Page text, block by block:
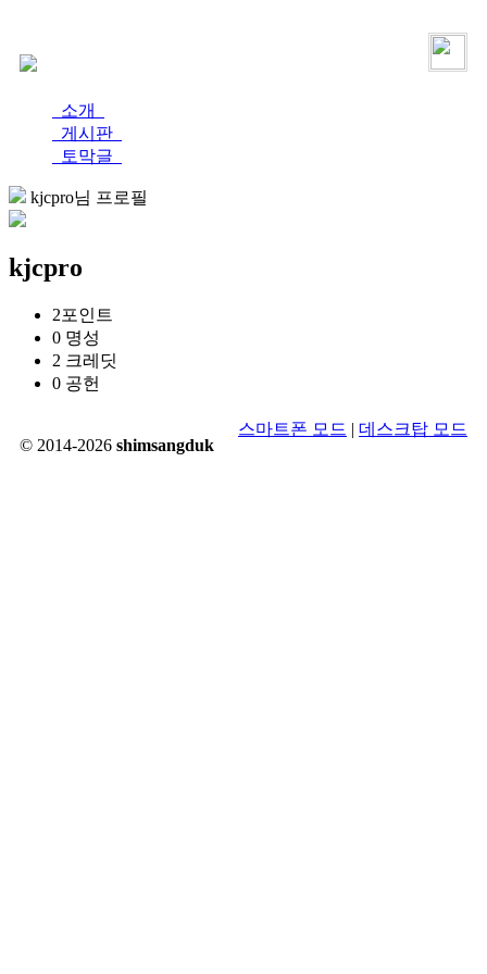
소개
게시판
토막글
kjcpro님 프로필
kjcpro
2포인트
0 명성
2 크레딧
0 공헌
© 2014-2026 shimsangduk
스마트폰 모드 | 데스크탑 모드